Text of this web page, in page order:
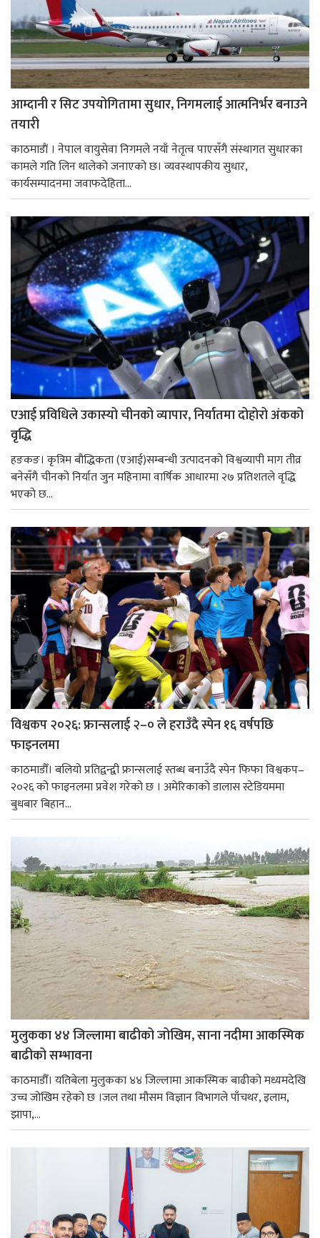
आम्दानी र सिट उपयोगितामा सुधार, निगमलाई आत्मनिर्भर बनाउने
तयारी
काठमाडाैं । नेपाल वायुसेवा निगमले नयाँ नेतृत्व पाएसँगै संस्थागत सुधारका
कामले गति लिन थालेको जनाएको छ। व्यवस्थापकीय सुधार,
कार्यसम्पादनमा जवाफदेहिता...
एआई प्रविधिले उकास्यो चीनको व्यापार, निर्यातमा दोहोरो अंकको
वृद्धि
हङकङ। कृत्रिम बौद्धिकता (एआई)सम्बन्धी उत्पादनको विश्वव्यापी माग तीव्र
बनेसँगै चीनको निर्यात जुन महिनामा वार्षिक आधारमा २७ प्रतिशतले वृद्धि
भएको छ...
विश्वकप २०२६: फ्रान्सलाई २–० ले हराउँदै स्पेन १६ वर्षपछि
फाइनलमा
काठमाडौँ। बलियो प्रतिद्वन्द्वी फ्रान्सलाई स्तब्ध बनाउँदै स्पेन फिफा विश्वकप–
२०२६ को फाइनलमा प्रवेश गरेको छ । अमेरिकाको डालास स्टेडियममा
बुधबार बिहान...
मुलुकका ४४ जिल्लामा बाढीको जोखिम, साना नदीमा आकस्मिक
बाढीको सम्भावना
काठमाडौँ। यतिबेला मुलुकका ४४ जिल्लामा आकस्मिक बाढीको मध्यमदेखि
उच्च जोखिम रहेको छ ।जल तथा मौसम विज्ञान विभागले पाँचथर, इलाम,
झापा,...